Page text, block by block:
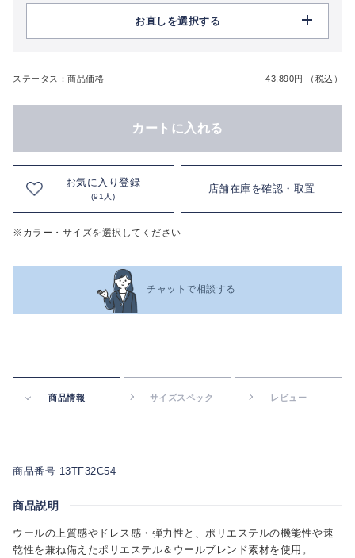
お直しを選択する
ステータス：商品価格 43,890円 （税込）
カートに入れる
お気に入り登録
(91人)
店舗在庫を確認・取置
※カラー・サイズを選択してください
チャットで相談する
商品情報 サイズスペック レビュー
商品番号 13TF32C54
商品説明
ウールの上質感やドレス感・弾力性と、ポリエステルの機能性や速
乾性を兼ね備えたポリエステル＆ウールブレンド素材を使用。